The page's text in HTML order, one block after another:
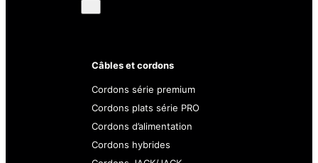
Câbles et cordons
Cordons série premium
Cordons plats série PRO
Cordons d’alimentation
Cordons hybrides